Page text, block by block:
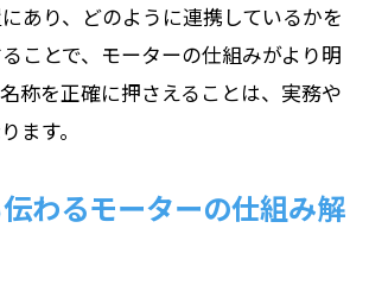
構造が広げる三相制御の可能性
ターの仕組みを図解で深掘り
構造図から応用技術を見抜く視
構造と仕組みを小学校レベルでも
あり、どのように連携しているかを
ことで、モーターの仕組みがより明
称を正確に押さえることは、実務や
ます。
わるモーターの仕組み解